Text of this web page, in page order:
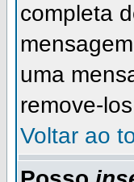
completa
uma
remove-
Voltar ao